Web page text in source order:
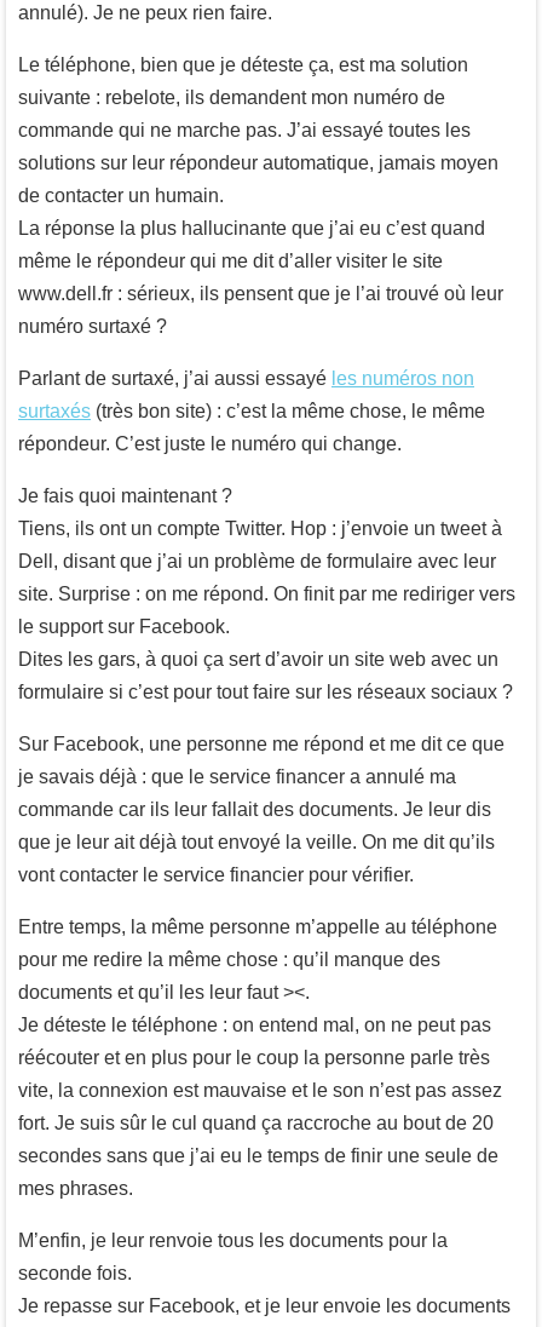
annulé). Je ne peux rien faire.
Le téléphone, bien que je déteste ça, est ma solution
suivante : rebelote, ils demandent mon numéro de
commande qui ne marche pas. J’ai essayé toutes les
solutions sur leur répondeur automatique, jamais moyen
de contacter un humain.
La réponse la plus hallucinante que j’ai eu c’est quand
même le répondeur qui me dit d’aller visiter le site
www.dell.fr : sérieux, ils pensent que je l’ai trouvé où leur
numéro surtaxé ?
Parlant de surtaxé, j’ai aussi essayé les numéros non
surtaxés (très bon site) : c’est la même chose, le même
répondeur. C’est juste le numéro qui change.
Je fais quoi maintenant ?
Tiens, ils ont un compte Twitter. Hop : j’envoie un tweet à
Dell, disant que j’ai un problème de formulaire avec leur
site. Surprise : on me répond. On finit par me rediriger vers
le support sur Facebook.
Dites les gars, à quoi ça sert d’avoir un site web avec un
formulaire si c’est pour tout faire sur les réseaux sociaux ?
Sur Facebook, une personne me répond et me dit ce que
je savais déjà : que le service financer a annulé ma
commande car ils leur fallait des documents. Je leur dis
que je leur ait déjà tout envoyé la veille. On me dit qu’ils
vont contacter le service financier pour vérifier.
Entre temps, la même personne m’appelle au téléphone
pour me redire la même chose : qu’il manque des
documents et qu’il les leur faut ><.
Je déteste le téléphone : on entend mal, on ne peut pas
réécouter et en plus pour le coup la personne parle très
vite, la connexion est mauvaise et le son n’est pas assez
fort. Je suis sûr le cul quand ça raccroche au bout de 20
secondes sans que j’ai eu le temps de finir une seule de
mes phrases.
M’enfin, je leur renvoie tous les documents pour la
seconde fois.
Je repasse sur Facebook, et je leur envoie les documents